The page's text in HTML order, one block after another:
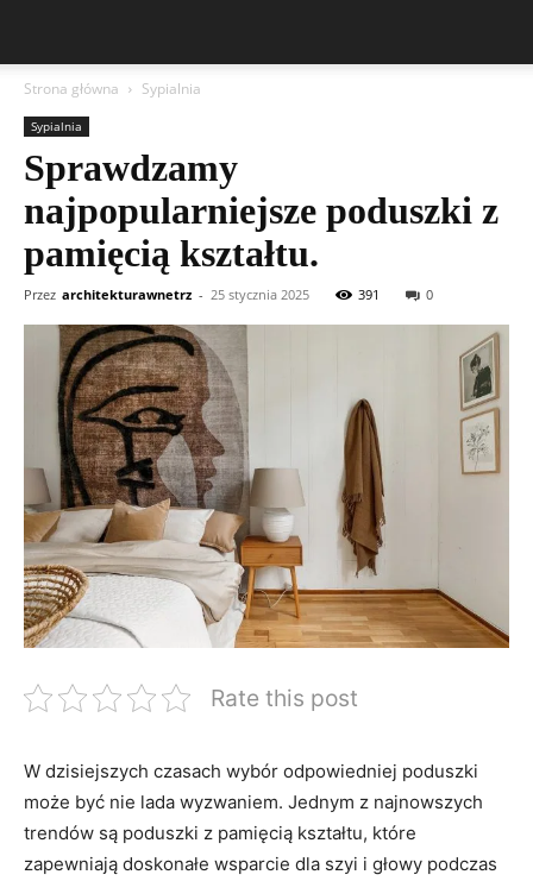
Strona główna Sypialnia
Sypialnia
Sprawdzamy
najpopularniejsze poduszki z
pamięcią kształtu.
Przez architekturawnetrz - 25 stycznia 2025 391 0
Rate this post
W dzisiejszych czasach wybór odpowiedniej poduszki
⁣może być nie lada wyzwaniem. Jednym z najnowszych
trendów są poduszki z pamięcią kształtu, które
zapewniają doskonałe wsparcie dla szyi i głowy podczas